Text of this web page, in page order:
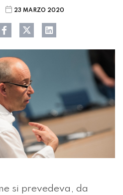
23 MARZO 2020
si prevedeva, da